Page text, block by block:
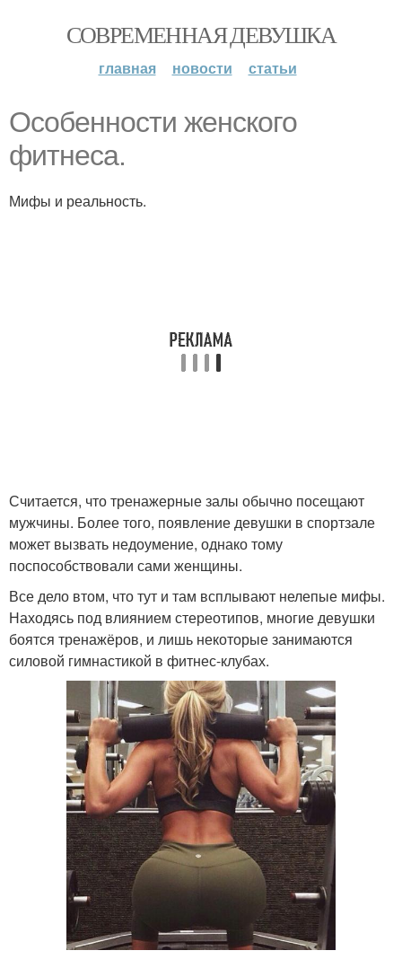
СОВРЕМЕННАЯ ДЕВУШКА
главная новости статьи
Особенности женского
фитнеса.
Мифы и реальность.
Считается, что тренажерные залы обычно посещают
мужчины. Более того, появление девушки в спортзале
может вызвать недоумение, однако тому
поспособствовали сами женщины.
Все дело втом, что тут и там всплывают нелепые мифы.
Находясь под влиянием стереотипов, многие девушки
боятся тренажёров, и лишь некоторые занимаются
силовой гимнастикой в фитнес-клубах.